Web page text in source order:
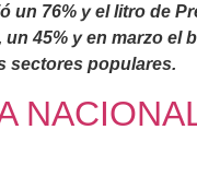
76% y el litro de
45% y en marzo el
sectores populares.